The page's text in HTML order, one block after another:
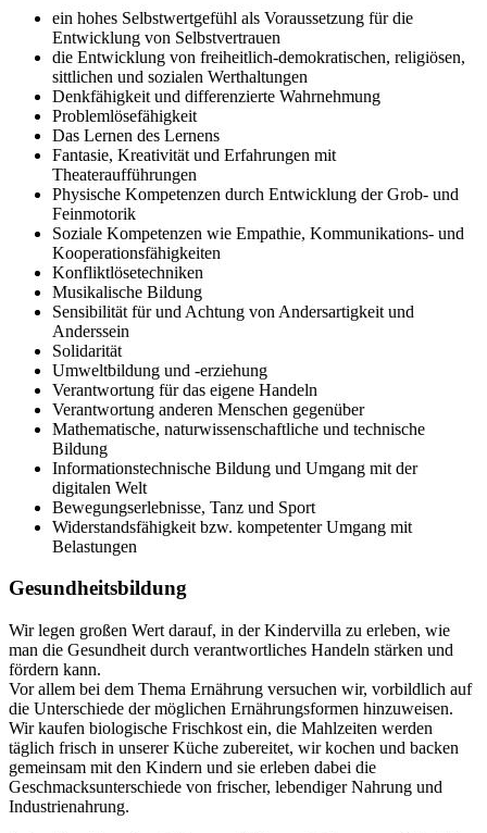
ein hohes Selbstwertgefühl als Voraussetzung für die
Entwicklung von Selbstvertrauen
die Entwicklung von freiheitlich-demokratischen, religiösen,
sittlichen und sozialen Werthaltungen
Denkfähigkeit und differenzierte Wahrnehmung
Problemlösefähigkeit
Das Lernen des Lernens
Fantasie, Kreativität und Erfahrungen mit
Theateraufführungen
Physische Kompetenzen durch Entwicklung der Grob- und
Feinmotorik
Soziale Kompetenzen wie Empathie, Kommunikations- und
Kooperationsfähigkeiten
Konfliktlösetechniken
Musikalische Bildung
Sensibilität für und Achtung von Andersartigkeit und
Anderssein
Solidarität
Umweltbildung und -erziehung
Verantwortung für das eigene Handeln
Verantwortung anderen Menschen gegenüber
Mathematische, naturwissenschaftliche und technische
Bildung
Informationstechnische Bildung und Umgang mit der
digitalen Welt
Bewegungserlebnisse, Tanz und Sport
Widerstandsfähigkeit bzw. kompetenter Umgang mit
Belastungen
Gesundheitsbildung
Wir legen großen Wert darauf, in der Kindervilla zu erleben, wie
man die Gesundheit durch verantwortliches Handeln stärken und
fördern kann.
Vor allem bei dem Thema Ernährung versuchen wir, vorbildlich auf
die Unterschiede der möglichen Ernährungsformen hinzuweisen.
Wir kaufen biologische Frischkost ein, die Mahlzeiten werden
täglich frisch in unserer Küche zubereitet, wir kochen und backen
gemeinsam mit den Kindern und sie erleben dabei die
Geschmacksunterschiede von frischer, lebendiger Nahrung und
Industrienahrung.